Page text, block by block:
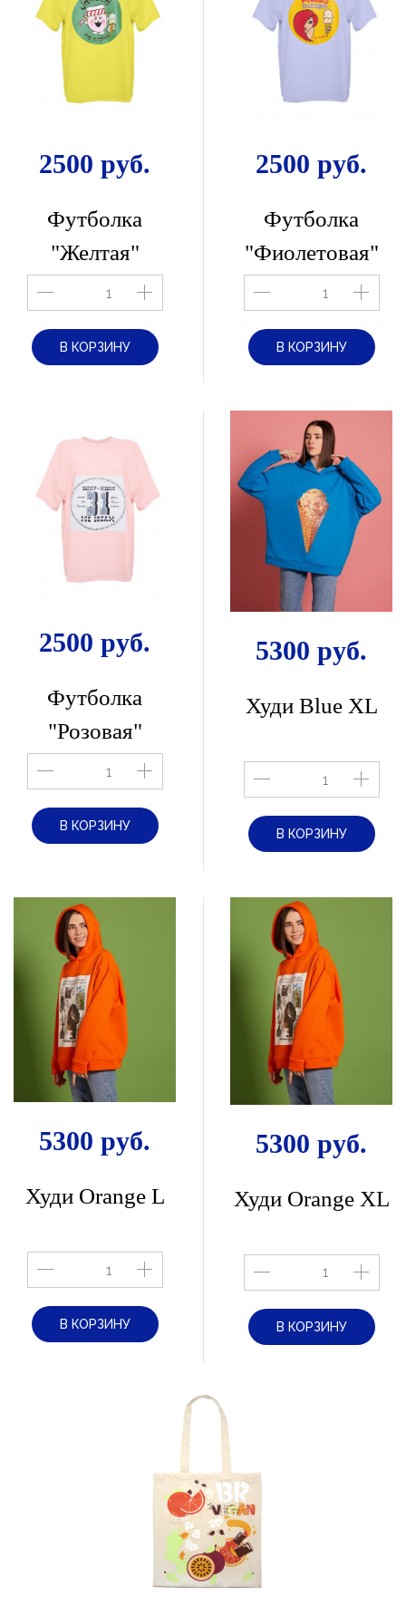
2500 руб.
Футболка
"Желтая"
В КОРЗИНУ
2500 руб.
Футболка
"Фиолетовая"
В КОРЗИНУ
2500 руб.
Футболка
"Розовая"
В КОРЗИНУ
5300 руб.
Худи Blue ХL
В КОРЗИНУ
5300 руб.
Худи Orange L
В КОРЗИНУ
5300 руб.
Худи Orange ХL
В КОРЗИНУ